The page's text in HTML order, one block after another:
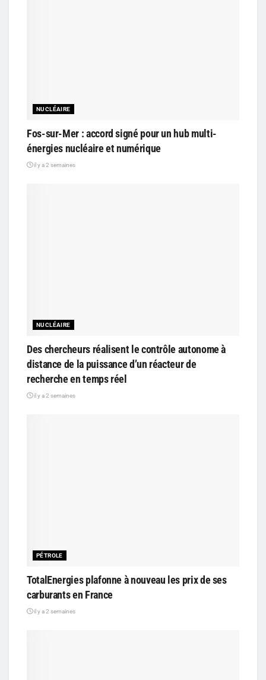
NUCLÉAIRE
Fos-sur-Mer : accord signé pour un hub multi-
énergies nucléaire et numérique
il y a 2 semaines
NUCLÉAIRE
Des chercheurs réalisent le contrôle autonome à
distance de la puissance d’un réacteur de
recherche en temps réel
il y a 2 semaines
PÉTROLE
TotalEnergies plafonne à nouveau les prix de ses
carburants en France
il y a 2 semaines